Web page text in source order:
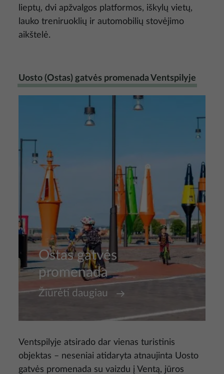
lieptų, dvi apžvalgos platformos, iškylų vietų,
lauko treniruoklių ir automobilių stovėjimo
aikštelė.
Uosto (Ostas) gatvės promenada Ventspilyje
Ostas gatvės
promenada
Žiūrėti daugiau
Ventspilyje atsirado dar vienas turistinis
objektas – neseniai atidaryta atnaujinta Uosto
gatvės promenada su vaizdu į Ventą, jūros